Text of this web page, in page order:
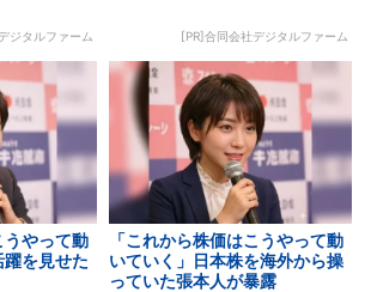
ジタルファーム [PR]合同会社デジタルファーム
うやって動
を見せた
「これから株価はこうやって動
いていく」日本株を海外から操
っていた張本人が暴露